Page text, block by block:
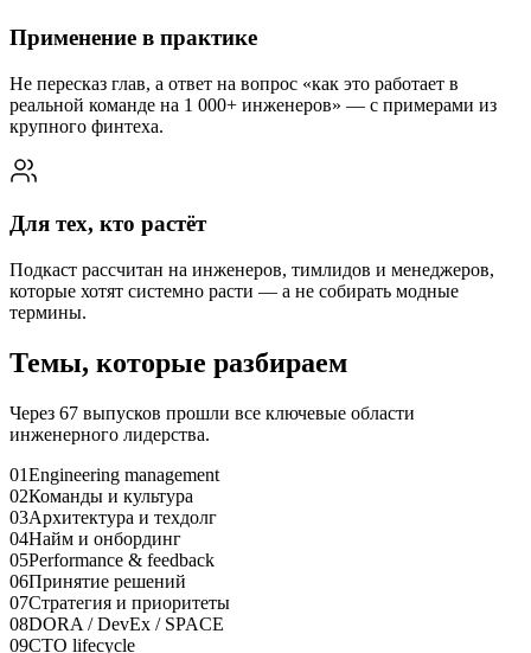
Применение в практике
Не пересказ глав, а ответ на вопрос «как это работает в
реальной команде на 1 000+ инженеров» — с примерами из
крупного финтеха.
Для тех, кто растёт
Подкаст рассчитан на инженеров, тимлидов и менеджеров,
которые хотят системно расти — а не собирать модные
термины.
Темы, которые разбираем
Через 67 выпусков прошли все ключевые области
инженерного лидерства.
01Engineering management
02Команды и культура
03Архитектура и техдолг
04Найм и онбординг
05Performance & feedback
06Принятие решений
07Стратегия и приоритеты
08DORA / DevEx / SPACE
09CTO lifecycle